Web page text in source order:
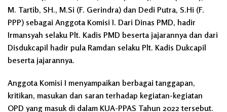
M. Tartib, SH., M.Si (F. Gerindra) dan Dedi Putra, S.Hi (F.
PPP) sebagai Anggota Komisi I. Dari Dinas PMD, hadir
Irmansyah selaku Plt. Kadis PMD beserta jajarannya dan dari
Disdukcapil hadir pula Ramdan selaku Plt. Kadis Dukcapil
beserta jajarannya.
Anggota Komisi I menyampaikan berbagai tanggapan,
kritikan, masukan dan saran terhadap kegiatan-kegiatan
OPD yang masuk di dalam KUA-PPAS Tahun 2022 tersebut.